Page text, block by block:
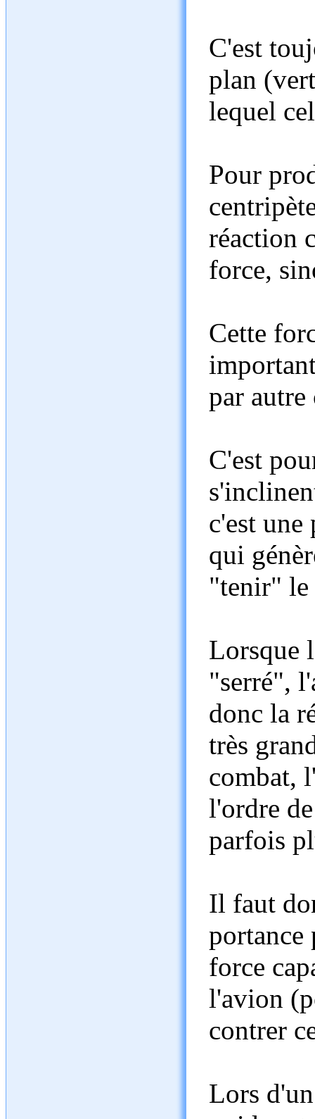
C'est
plan
lequel
Pour
réaction
force,
Cette
par autre
C'est
c'est une
qui
"tenir" le
Lorsque
"serré",
donc la
très
combat,
l'ordre
parfois
Il faut
portance
force
l'avion
contrer
Lors